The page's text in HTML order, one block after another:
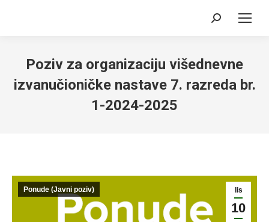
Search:
Poziv za organizaciju višednevne
izvanučioničke nastave 7. razreda br.
1-2024-2025
lis
10
Ponude (Javni poziv)